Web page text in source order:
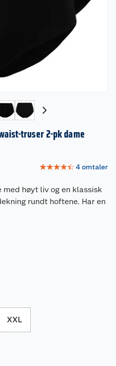
truser 2-pk dame
☆☆☆☆☆ 4omtaler
høyt liv og en klassisk
rundt hoftene. Har en
XXL